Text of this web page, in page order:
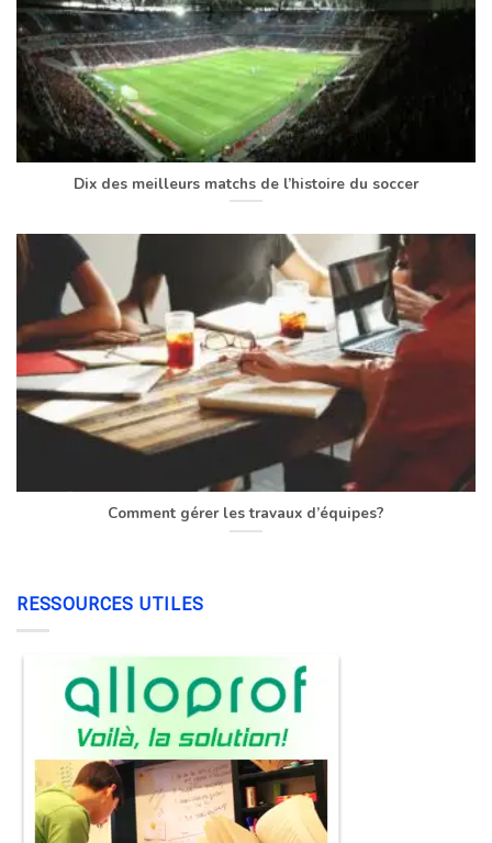
Dix des meilleurs matchs de l’histoire du soccer
Comment gérer les travaux d’équipes?
RESSOURCES UTILES